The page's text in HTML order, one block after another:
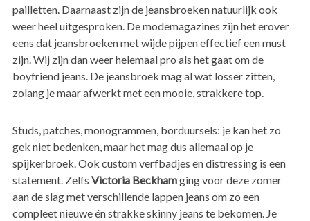
pailletten. Daarnaast zijn de jeansbroeken natuurlijk ook
weer heel uitgesproken. De modemagazines zijn het erover
eens dat jeansbroeken met wijde pijpen effectief een must
zijn. Wij zijn dan weer helemaal pro als het gaat om de
boyfriend jeans. De jeansbroek mag al wat losser zitten,
zolang je maar afwerkt met een mooie, strakkere top.
Studs, patches, monogrammen, borduursels: je kan het zo
gek niet bedenken, maar het mag dus allemaal op je
spijkerbroek. Ook custom verfbadjes en distressing is een
statement. Zelfs Victoria Beckhamging voor deze zomer
aan de slag met verschillende lappen jeans om zo een
compleet nieuwe én strakke skinny jeans te bekomen. Je